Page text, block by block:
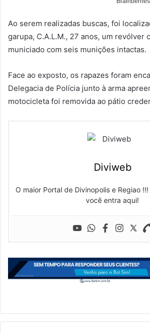
Ao serem realizadas buscas, foi
garupa, C.A.L.M., 27 anos, um revólver
municiado com seis munições intactas.
Face ao exposto, os rapazes foram
Delegacia de Polícia junto à arma
motocicleta foi removida ao pátio
Diviweb
O maior Portal de Divinopolis e Regiao
você entra aqui!